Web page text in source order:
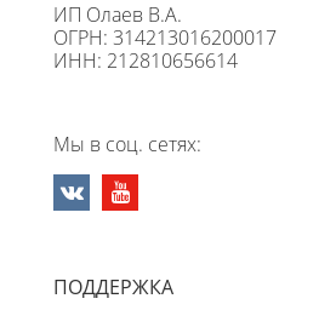
ИП Олаев В.А.
ОГРН: 314213016200017
ИНН: 212810656614
Мы в соц. сетях:
ПОДДЕРЖКА